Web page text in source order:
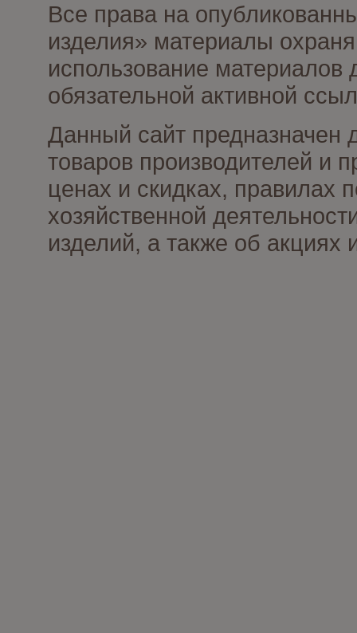
Все права на
изделия» материалы
использование материалов
обязательной активной
Данный сайт предназначен
товаров производителей и
ценах и скидках, правилах
хозяйственной
изделий, а также об